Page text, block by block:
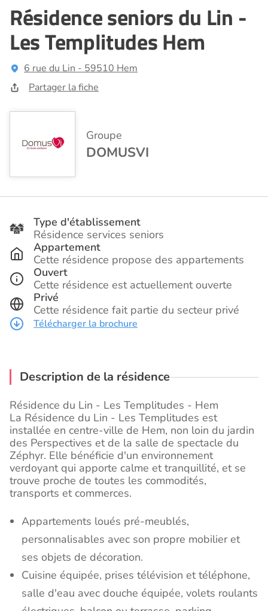
Résidence seniors du Lin -
Les Templitudes Hem
6 rue du Lin - 59510 Hem
Partager la fiche
Groupe
DOMUSVI
Type d'établissement
Résidence services seniors
Appartement
Cette résidence propose des appartements
Ouvert
Cette résidence est actuellement ouverte
Privé
Cette résidence fait partie du secteur privé
Télécharger la brochure
Description de la résidence
Résidence du Lin - Les Templitudes - Hem
La Résidence du Lin - Les Templitudes est
installée en centre-ville de Hem, non loin du jardin
des Perspectives et de la salle de spectacle du
Zéphyr. Elle bénéficie d'un environnement
verdoyant qui apporte calme et tranquillité, et se
trouve proche de toutes les commodités,
transports et commerces.
Appartements loués pré-meublés,
personnalisables avec son propre mobilier et
ses objets de décoration.
Cuisine équipée, prises télévision et téléphone,
salle d'eau avec douche équipée, volets roulants